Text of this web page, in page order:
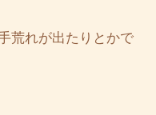
荒れが出たりとかで